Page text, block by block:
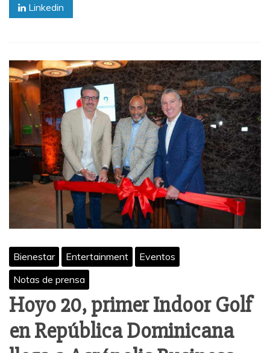
Linkedin
Bienestar Entertainment
Eventos
Notas de prensa
Hoyo 20, primer Indoor Golf
en República Dominicana